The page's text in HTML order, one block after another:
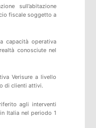
sull’abitazione
fiscale soggetto a
capacità operativa
conosciute nel
Verisure a livello
di clienti attivi.
agli interventi
Italia nel periodo 1